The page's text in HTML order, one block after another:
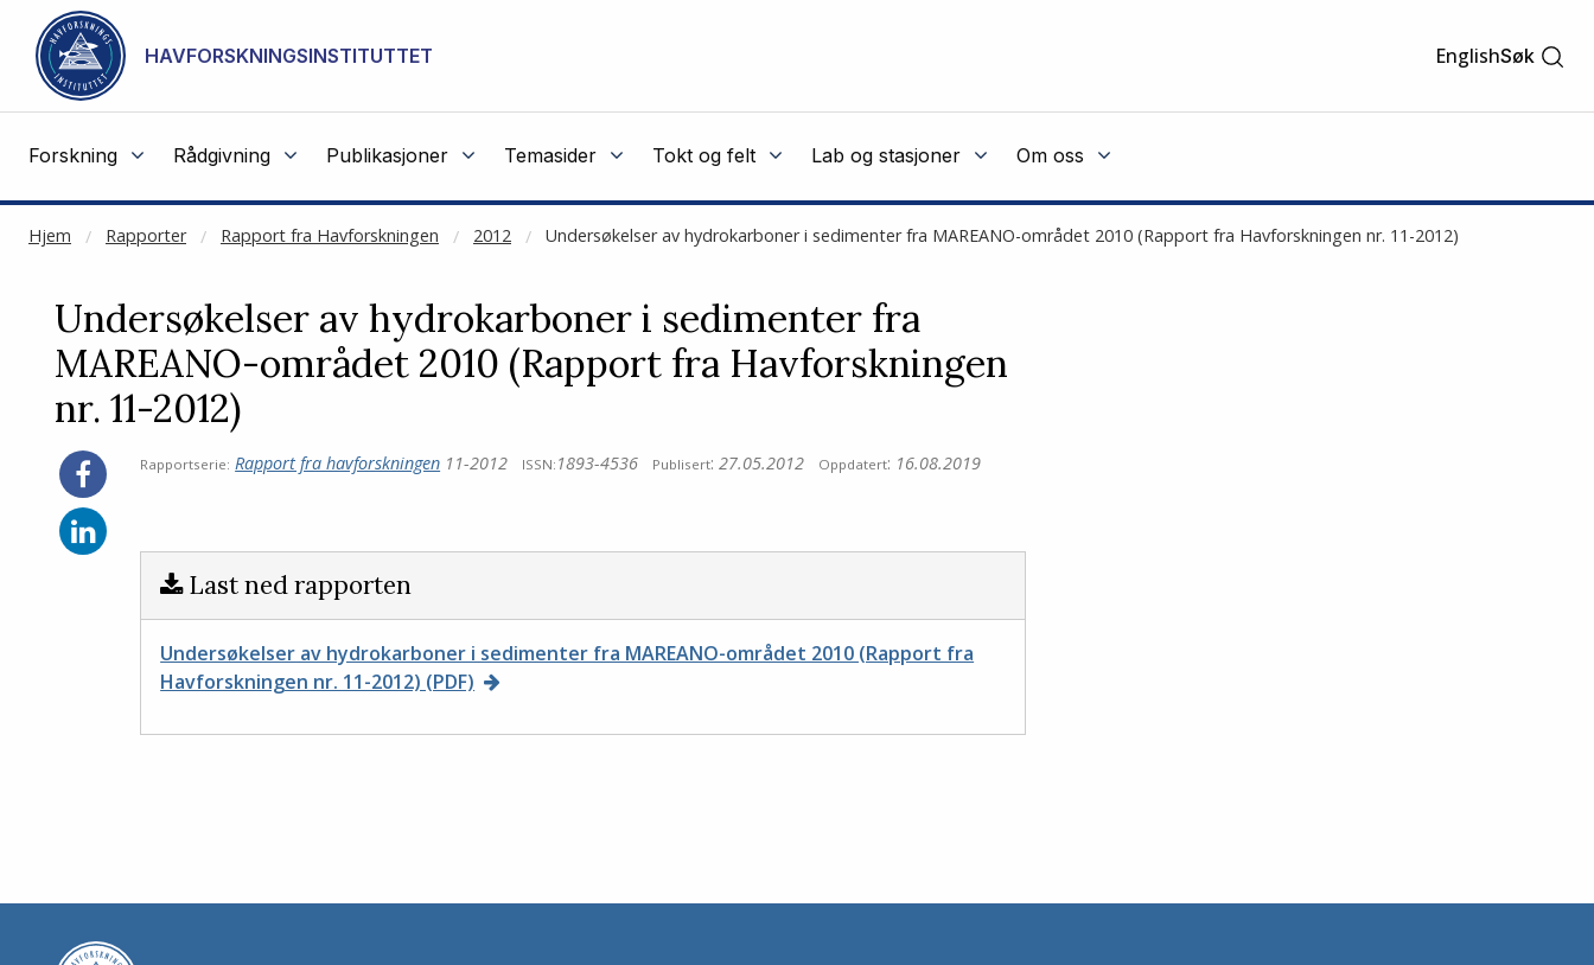
Gå til hovedinnhold
HAVFORSKNINGSINSTITUTTET EnglishSøk
Forskning Rådgivning Publikasjoner Temasider Tokt og felt Lab og stasjoner Om oss
Hjem Rapporter Rapport fra Havforskningen 2012 Undersøkelser av hydrokarboner i sedimenter fra MAREANO-området 2010 (Rapport fra Havforskningen nr. 11-2012)
NOT CACHED
Undersøkelser av hydrokarboner i sedimenter fra
MAREANO-området 2010 (Rapport fra Havforskningen
nr. 11-2012)
Rapportserie: Rapport fra havforskningen 11-2012 ISSN: 1893-4536 Publisert:27.05.2012 Oppdatert: 16.08.2019
Last ned rapporten
Undersøkelser av hydrokarboner i sedimenter fra MAREANO-området 2010 (Rapport fra
Havforskningen nr. 11-2012) (PDF)